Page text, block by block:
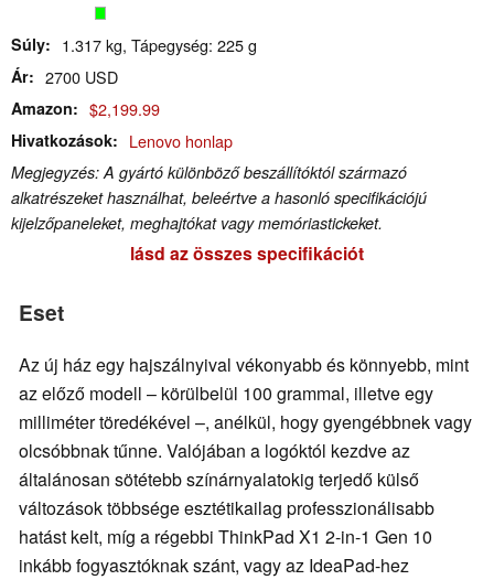
Súly 1.317 kg, Tápegység: 225 g
Ár 2700 USD
Amazon $2,199.99
Hivatkozások Lenovo honlap
Megjegyzés: A gyártó különböző beszállítóktól származó
alkatrészeket használhat, beleértve a hasonló specifikációjú
kijelzőpaneleket, meghajtókat vagy memóriastickeket.
lásd az összes specifikációt
Eset
Az új ház egy hajszálnyival vékonyabb és könnyebb, mint
az előző modell – körülbelül 100 grammal, illetve egy
milliméter töredékével –, anélkül, hogy gyengébbnek vagy
olcsóbbnak tűnne. Valójában a logóktól kezdve az
általánosan sötétebb színárnyalatokig terjedő külső
változások többsége esztétikailag professzionálisabb
hatást kelt, míg a régebbi ThinkPad X1 2-in-1 Gen 10
inkább fogyasztóknak szánt, vagy az IdeaPad-hez